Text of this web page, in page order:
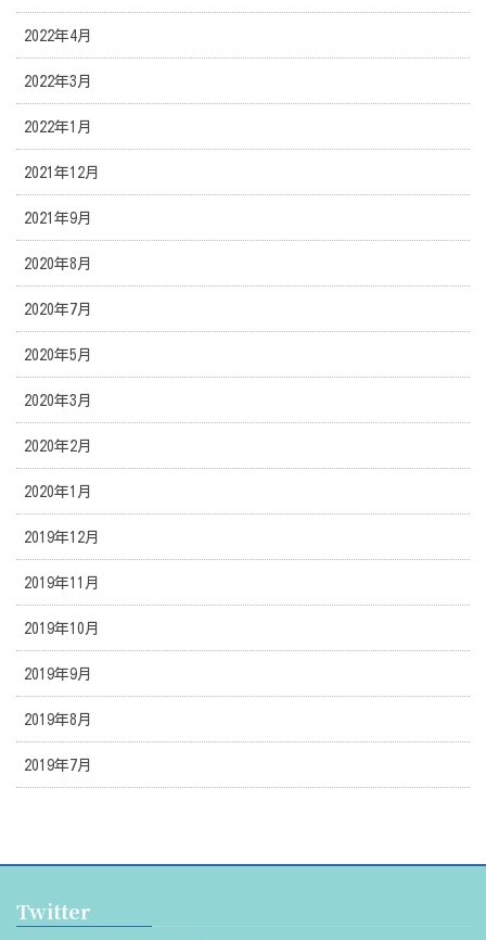
2022年4月
2022年3月
2022年1月
2021年12月
2021年9月
2020年8月
2020年7月
2020年5月
2020年3月
2020年2月
2020年1月
2019年12月
2019年11月
2019年10月
2019年9月
2019年8月
2019年7月
Twitter